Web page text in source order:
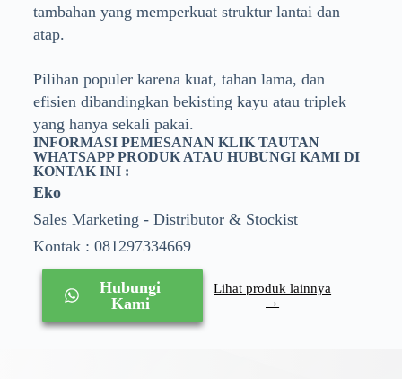
tambahan yang memperkuat struktur lantai dan
atap.
Pilihan populer karena kuat, tahan lama, dan
efisien dibandingkan bekisting kayu atau triplek
yang hanya sekali pakai.
INFORMASI PEMESANAN KLIK TAUTAN
WHATSAPP PRODUK ATAU HUBUNGI KAMI DI
KONTAK INI :
Eko
Sales Marketing - Distributor & Stockist
Kontak : 081297334669
Hubungi
Kami
Lihat produk lainnya
→